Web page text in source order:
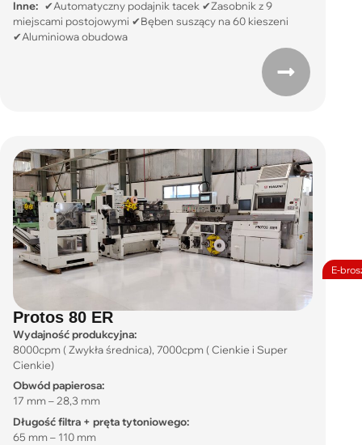
Inne: ✔Automatyczny podajnik tacek ✔Zasobnik z 9
miejscami postojowymi ✔Bęben suszący na 60 kieszeni
✔Aluminiowa obudowa
Protos 80 ER
Wydajność produkcyjna:
8000cpm ( Zwykła średnica), 7000cpm ( Cienkie i Super
Cienkie)
Obwód papierosa:
17 mm – 28,3 mm
Długość filtra + pręta tytoniowego:
65 mm – 110 mm
E-